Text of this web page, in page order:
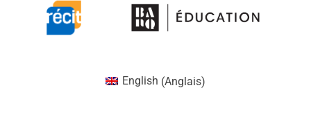
English (Anglais)